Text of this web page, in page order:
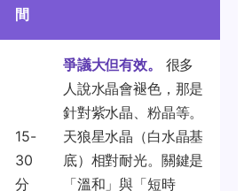
間
15-
30
分
爭議大但有效。
很多
人說水晶會褪色，那是
針對紫水晶、粉晶等。
天狼星水晶（白水晶基
底）相對耐光。關鍵是
「溫和」與「短時